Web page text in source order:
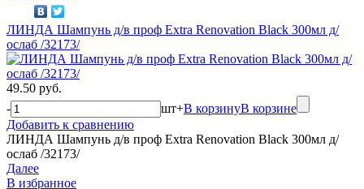
ЛИНДА Шампунь д/в проф Extra Renovation Black 300мл д/
ослаб /32173/
49.50 руб.
-
шт+В корзинуВ корзине
Добавить к сравнению
ЛИНДА Шампунь д/в проф Extra Renovation Black 300мл д/
ослаб /32173/
Далее
В избранное